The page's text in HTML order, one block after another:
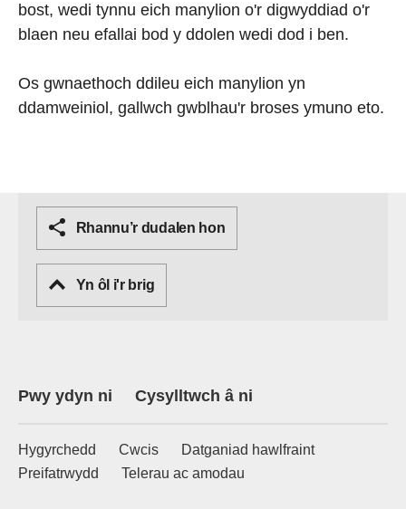
bost, wedi tynnu eich manylion o'r digwyddiad o'r
blaen neu efallai bod y ddolen wedi dod i ben.
Os gwnaethoch ddileu eich manylion yn
ddamweiniol, gallwch gwblhau'r broses ymuno eto.
Rhannu’r dudalen hon
Yn ôl i'r brig
Pwy ydyn ni Cysylltwch â ni
Hygyrchedd Cwcis
Datganiad hawlfraint
Preifatrwydd
Telerau ac amodau